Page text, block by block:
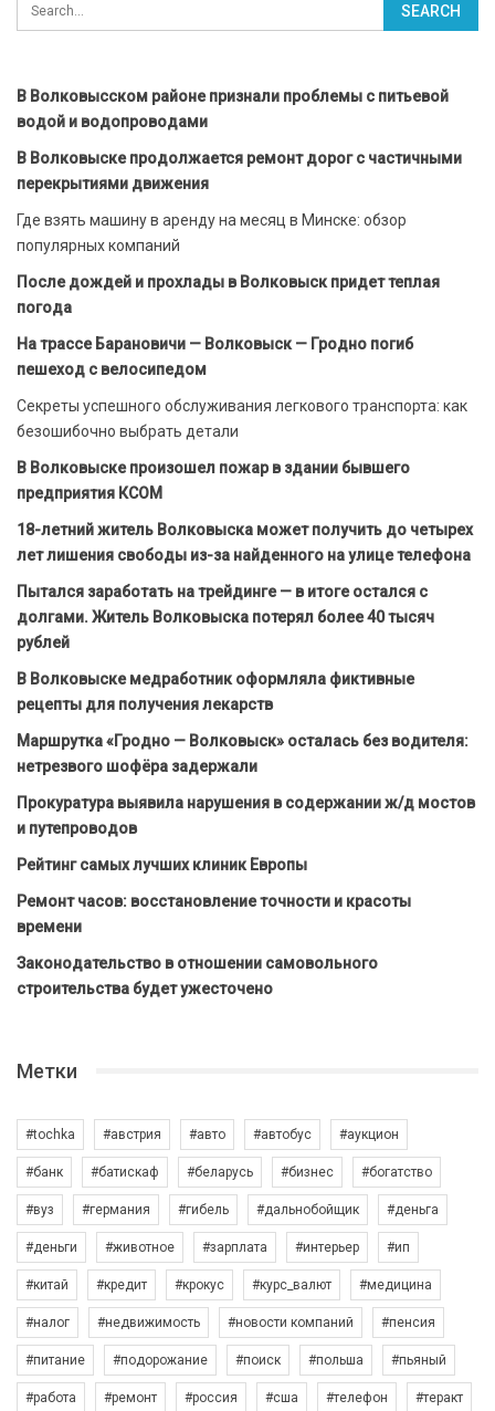
В Волковысском районе признали проблемы с питьевой
водой и водопроводами
В Волковыске продолжается ремонт дорог с частичными
перекрытиями движения
Где взять машину в аренду на месяц в Минске: обзор
популярных компаний
После дождей и прохлады в Волковыск придет теплая
погода
На трассе Барановичи — Волковыск — Гродно погиб
пешеход с велосипедом
Секреты успешного обслуживания легкового транспорта: как
безошибочно выбрать детали
В Волковыске произошел пожар в здании бывшего
предприятия КСОМ
18-летний житель Волковыска может получить до четырех
лет лишения свободы из-за найденного на улице телефона
Пытался заработать на трейдинге — в итоге остался с
долгами. Житель Волковыска потерял более 40 тысяч
рублей
В Волковыске медработник оформляла фиктивные
рецепты для получения лекарств
Маршрутка «Гродно — Волковыск» осталась без водителя:
нетрезвого шофёра задержали
Прокуратура выявила нарушения в содержании ж/д мостов
и путепроводов
Рейтинг самых лучших клиник Европы
Ремонт часов: восстановление точности и красоты
времени
Законодательство в отношении самовольного
строительства будет ужесточено
Метки
#tochka #австрия #авто #автобус #аукцион
#банк #батискаф #беларусь #бизнес #богатство
#вуз #германия #гибель #дальнобойщик #деньга
#деньги #животное #зарплата #интерьер #ип
#китай #кредит #крокус #курс_валют #медицина
#налог #недвижимость #новости компаний #пенсия
#питание #подорожание #поиск #польша #пьяный
#работа #ремонт #россия #сша #телефон #теракт